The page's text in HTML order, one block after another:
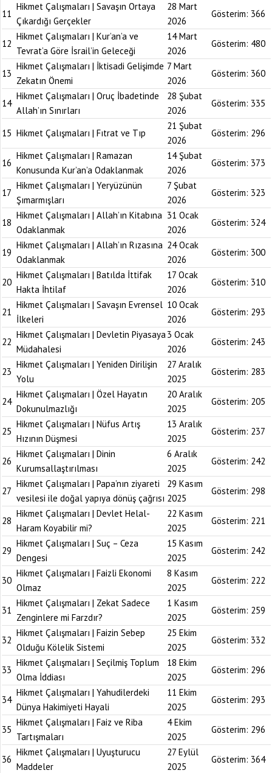
11
Hikmet Çalışmaları | Savaşın Ortaya
Çıkardığı Gerçekler
28 Mart
2026
Gösterim: 366
12
Hikmet Çalışmaları | Kur’an’a ve
Tevrat’a Göre İsrail’in Geleceği
14 Mart
2026
Gösterim: 480
13
Hikmet Çalışmaları | İktisadi Gelişimde
Zekatın Önemi
7 Mart
2026
Gösterim: 360
14
Hikmet Çalışmaları | Oruç İbadetinde
Allah’ın Sınırları
28 Şubat
2026
Gösterim: 335
15 Hikmet Çalışmaları | Fıtrat ve Tıp
21 Şubat
2026
Gösterim: 296
16
Hikmet Çalışmaları | Ramazan
Konusunda Kur’an’a Odaklanmak
14 Şubat
2026
Gösterim: 373
17
Hikmet Çalışmaları | Yeryüzünün
Şımarmışları
7 Şubat
2026
Gösterim: 323
18
Hikmet Çalışmaları | Allah’ın Kitabına
Odaklanmak
31 Ocak
2026
Gösterim: 324
19
Hikmet Çalışmaları | Allah’ın Rızasına
Odaklanmak
24 Ocak
2026
Gösterim: 300
20
Hikmet Çalışmaları | Batılda İttifak
Hakta İhtilaf
17 Ocak
2026
Gösterim: 310
21
Hikmet Çalışmaları | Savaşın Evrensel
İlkeleri
10 Ocak
2026
Gösterim: 293
22
Hikmet Çalışmaları | Devletin Piyasaya
Müdahalesi
3 Ocak
2026
Gösterim: 243
23
Hikmet Çalışmaları | Yeniden Dirilişin
Yolu
27 Aralık
2025
Gösterim: 283
24
Hikmet Çalışmaları | Özel Hayatın
Dokunulmazlığı
20 Aralık
2025
Gösterim: 205
25
Hikmet Çalışmaları | Nüfus Artış
Hızının Düşmesi
13 Aralık
2025
Gösterim: 237
26
Hikmet Çalışmaları | Dinin
Kurumsallaştırılması
6 Aralık
2025
Gösterim: 242
27
Hikmet Çalışmaları | Papa’nın ziyareti
vesilesi ile doğal yapıya dönüş çağrısı
29 Kasım
2025
Gösterim: 298
28
Hikmet Çalışmaları | Devlet Helal-
Haram Koyabilir mi?
22 Kasım
2025
Gösterim: 221
29
Hikmet Çalışmaları | Suç – Ceza
Dengesi
15 Kasım
2025
Gösterim: 242
30
Hikmet Çalışmaları | Faizli Ekonomi
Olmaz
8 Kasım
2025
Gösterim: 222
31
Hikmet Çalışmaları | Zekat Sadece
Zenginlere mi Farzdır?
1 Kasım
2025
Gösterim: 259
32
Hikmet Çalışmaları | Faizin Sebep
Olduğu Kölelik Sistemi
25 Ekim
2025
Gösterim: 332
33
Hikmet Çalışmaları | Seçilmiş Toplum
Olma İddiası
18 Ekim
2025
Gösterim: 296
34
Hikmet Çalışmaları | Yahudilerdeki
Dünya Hakimiyeti Hayali
11 Ekim
2025
Gösterim: 293
35
Hikmet Çalışmaları | Faiz ve Riba
Tartışmaları
4 Ekim
2025
Gösterim: 296
36
Hikmet Çalışmaları | Uyuşturucu
Maddeler
27 Eylül
2025
Gösterim: 364